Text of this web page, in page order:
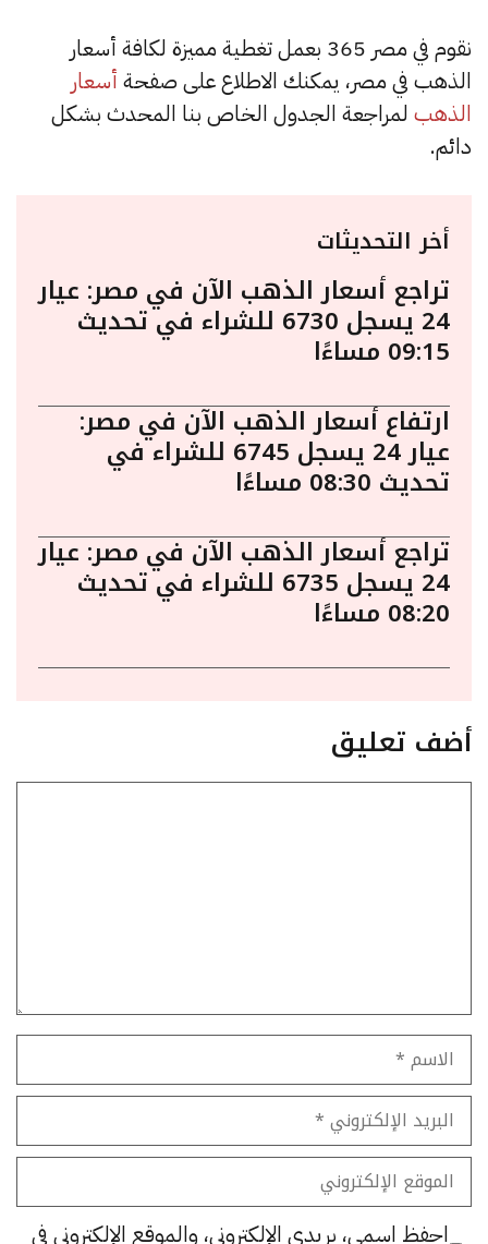
نقوم في مصر 365 بعمل تغطية مميزة لكافة أسعار
الذهب في مصر، يمكنك الاطلاع على صفحة أسعار
الذهب لمراجعة الجدول الخاص بنا المحدث بشكل
دائم.
أخر التحديثات
تراجع أسعار الذهب الآن في مصر: عيار
24 يسجل 6730 للشراء في تحديث
09:15 مساءًا
ارتفاع أسعار الذهب الآن في مصر:
عيار 24 يسجل 6745 للشراء في
تحديث 08:30 مساءًا
تراجع أسعار الذهب الآن في مصر: عيار
24 يسجل 6735 للشراء في تحديث
08:20 مساءًا
أضف تعليق
الاسم
البريد
الإلكتروني
الموقع
الإلكتروني
احفظ اسمي، بريدي الإلكتروني، والموقع الإلكتروني في